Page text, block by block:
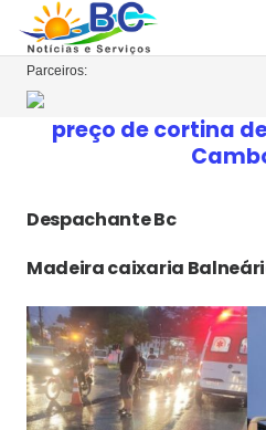
Parceiros:
preço de cortina
Despachante Bc
Madeira caixaria